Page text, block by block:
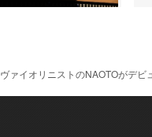
ヴァイオリニストのNAOTOがデ